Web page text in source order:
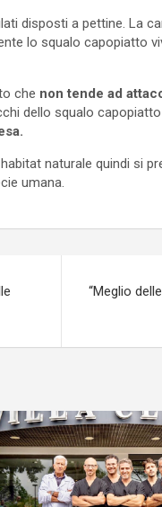
disposti a pettine. La
lo squalo capopiatto
che non tende ad
dello squalo
naturale quindi si
umana.
“Meglio